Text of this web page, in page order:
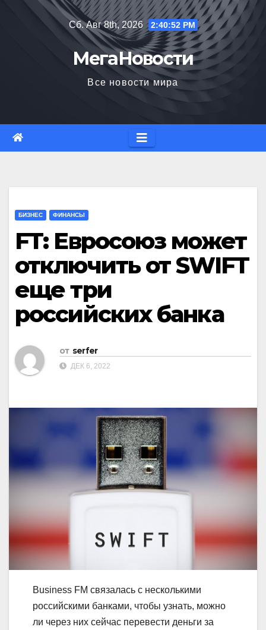
Сб. Авг 8th, 2026 2:40:53 PM
МегаНовости
Все новости мира
БИЗНЕС ФИНАНСЫ
FT: Евросоюз может
отключить от SWIFT
еще три
российских банка
от serfer
ДЕК 6, 2022
Business FM связалась с несколькими
российскими банками, чтобы узнать, можно
ли через них сейчас перевести деньги за